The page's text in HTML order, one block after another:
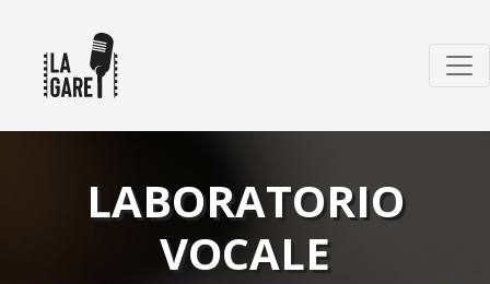
LABORATORIO
VOCALE